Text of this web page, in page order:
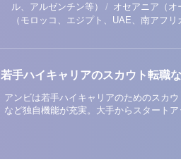
ル、アルゼンチン等）
/ オセアニア（オ
（モロッコ、エジプト、UAE、南アフリ
若手ハイキャリアのスカウト転職
アンビは若手ハイキャリアのためのスカ
など独自機能が充実。大手からスタート